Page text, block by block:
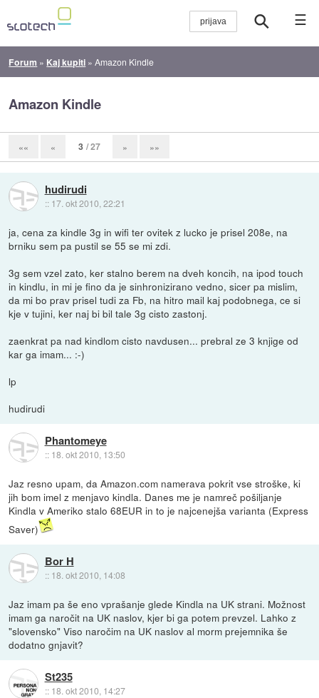
☰
Forum » Kaj kupiti »Amazon Kindle
Amazon Kindle
«« « 3 / 27 » »»
hudirudi
:: 17. okt 2010, 22:21
ja, cena za kindle 3g in wifi ter ovitek z lucko je prisel 208e, na
brniku sem pa pustil se 55 se mi zdi.
3g sem vzel zato, ker stalno berem na dveh koncih, na ipod touch
in kindlu, in mi je fino da je sinhronizirano vedno, sicer pa mislim,
da mi bo prav prisel tudi za Fb, na hitro mail kaj podobnega, ce si
kje v tujini, ker naj bi bil tale 3g cisto zastonj.
zaenkrat pa nad kindlom cisto navdusen... prebral ze 3 knjige od
kar ga imam... :-)
lp
hudirudi
Phantomeye
:: 18. okt 2010, 13:50
Jaz resno upam, da Amazon.com namerava pokrit vse stroške, ki
jih bom imel z menjavo kindla. Danes me je namreč pošiljanje
Kindla v Ameriko stalo 68EUR in to je najcenejša varianta (Express
Saver)
Bor H
:: 18. okt 2010, 14:08
Jaz imam pa še eno vprašanje glede Kindla na UK strani. Možnost
imam ga naročit na UK naslov, kjer bi ga potem prevzel. Lahko z
"slovensko" Viso naročim na UK naslov al morm prejemnika še
dodatno gnjavit?
St235
:: 18. okt 2010, 14:27